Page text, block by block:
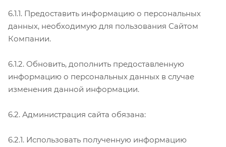
6.1.1. Предоставить информацию о персональных
данных, необходимую для пользования Сайтом
Компании.
6.1.2. Обновить, дополнить предоставленную
информацию о персональных данных в случае
изменения данной информации.
6.2. Администрация сайта обязана:
6.2.1. Использовать полученную информацию